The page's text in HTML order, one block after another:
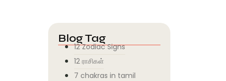
Blog Tag
12 Zodiac Signs
12 ராசிகள்
7 chakras in tamil